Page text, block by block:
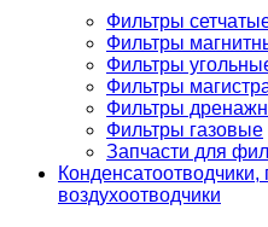
Фильтры
Фильтры
Фильтры
Фильтры
Фильтры
Фильтры газовые
Запчасти для
воздухоотводчики